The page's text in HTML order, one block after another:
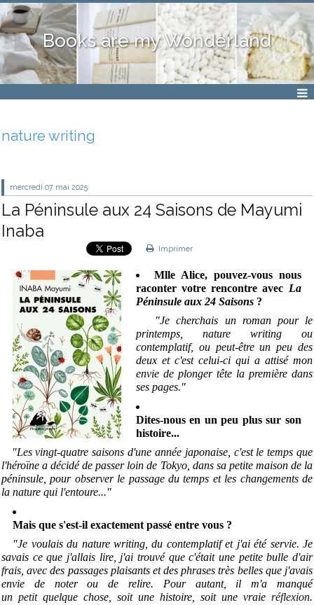
Books are my Wonderland
nature writing
mercredi 07 mai 2025
La Péninsule aux 24 Saisons de Mayumi
Inaba
Imprimer
Mlle Alice, pouvez-vous nous
raconter votre rencontre avec La
Péninsule aux 24 Saisons ?
"Je cherchais un roman pour le
printemps, nature writing ou
contemplatif, ou peut-être un peu des
deux et c'est celui-ci qui a attisé mon
envie de plonger tête la première dans
ses pages."
Dites-nous en un peu plus sur son
histoire...
"Les vingt-quatre saisons d'une année japonaise, c'est le temps que
l'héroïne a décidé de passer loin de Tokyo, dans sa petite maison de la
péninsule, pour observer le passage du temps et les changements de
la nature qui l'entoure..."
Mais que s'est-il exactement passé entre vous ?
"Je voulais du nature writing, du contemplatif et j'ai été servie. Je
savais ce que j'allais lire, j'ai trouvé que c'était une petite bulle d'air
frais, avec des passages plaisants et des phrases très belles que j'avais
envie de noter ou de relire. Pour autant, il m'a manqué
un petitquelque chose, soit une histoire, soit une vraie réflexion.